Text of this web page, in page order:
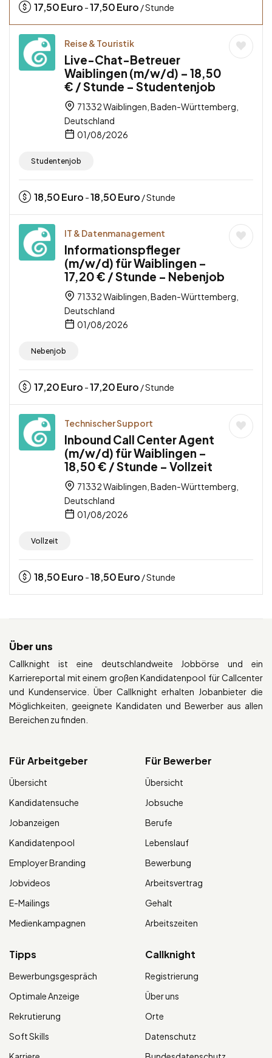
17,50Euro -17,50Euro / Stunde
Reise & Touristik
Live-Chat-Betreuer
Waiblingen (m/w/d) – 18,50
€ / Stunde – Studentenjob
71332 Waiblingen, Baden-Württemberg,
Deutschland
01/08/2026
Studentenjob
18,50Euro -18,50Euro / Stunde
IT & Datenmanagement
Informationspfleger
(m/w/d) für Waiblingen –
17,20 € / Stunde – Nebenjob
71332 Waiblingen, Baden-Württemberg,
Deutschland
01/08/2026
Nebenjob
17,20Euro -17,20Euro / Stunde
Technischer Support
Inbound Call Center Agent
(m/w/d) für Waiblingen –
18,50 € / Stunde – Vollzeit
71332 Waiblingen, Baden-Württemberg,
Deutschland
01/08/2026
Vollzeit
18,50Euro -18,50Euro / Stunde
Über uns
Callknight ist eine deutschlandweite Jobbörse und ein
Karriereportal mit einem großen Kandidatenpool für Callcenter
und Kundenservice. Über Callknight erhalten Jobanbieter die
Möglichkeiten, geeignete Kandidaten und Bewerber aus allen
Bereichen zu finden.
Für Arbeitgeber
Übersicht
Kandidatensuche
Jobanzeigen
Kandidatenpool
Employer Branding
Jobvideos
E-Mailings
Medienkampagnen
Für Bewerber
Übersicht
Jobsuche
Berufe
Lebenslauf
Bewerbung
Arbeitsvertrag
Gehalt
Arbeitszeiten
Tipps
Bewerbungsgespräch
Optimale Anzeige
Rekrutierung
Soft Skills
Callknight
Registrierung
Über uns
Orte
Datenschutz